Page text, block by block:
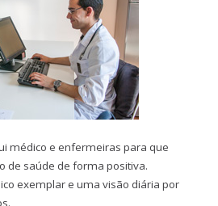
médico e enfermeiras para que
de saúde de forma positiva.
exemplar e uma visão diária por